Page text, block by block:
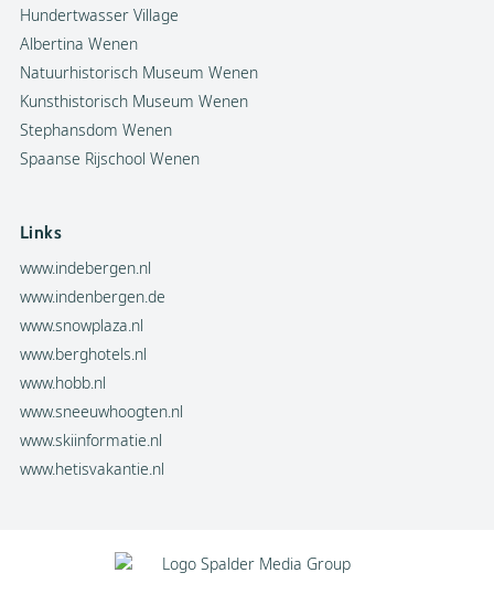
Hundertwasser Village
Albertina Wenen
Natuurhistorisch Museum Wenen
Kunsthistorisch Museum Wenen
Stephansdom Wenen
Spaanse Rijschool Wenen
Links
www.indebergen.nl
www.indenbergen.de
www.snowplaza.nl
www.berghotels.nl
www.hobb.nl
www.sneeuwhoogten.nl
www.skiinformatie.nl
www.hetisvakantie.nl